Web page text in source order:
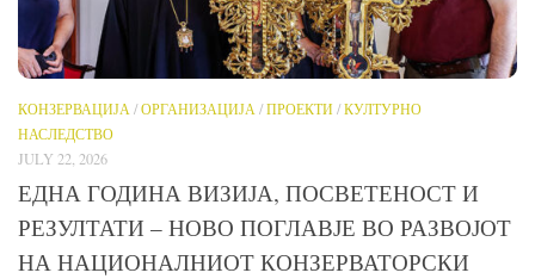
КОНЗЕРВАЦИЈА /ОРГАНИЗАЦИЈА /ПРОЕКТИ/КУЛТУРНО
НАСЛЕДСТВО
JULY 22, 2026
ЕДНА ГОДИНА ВИЗИЈА, ПОСВЕТЕНОСТ И
РЕЗУЛТАТИ – НОВО ПОГЛАВЈЕ ВО РАЗВОЈОТ
НА НАЦИОНАЛНИОТ КОНЗЕРВАТОРСКИ